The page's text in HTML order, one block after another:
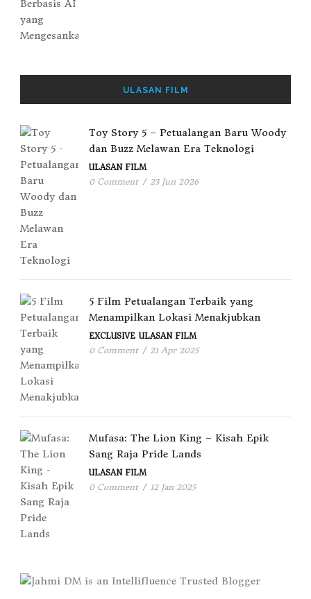
ULASAN FILM
Toy Story 5 – Petualangan Baru Woody
dan Buzz Melawan Era Teknologi
ULASAN FILM
0 Comment / 23 Jun 2026
5 Film Petualangan Terbaik yang
Menampilkan Lokasi Menakjubkan
EXCLUSIVE ULASAN FILM
0 Comment / 21 Apr 2025
Mufasa: The Lion King – Kisah Epik
Sang Raja Pride Lands
ULASAN FILM
0 Comment / 12 Jan 2025